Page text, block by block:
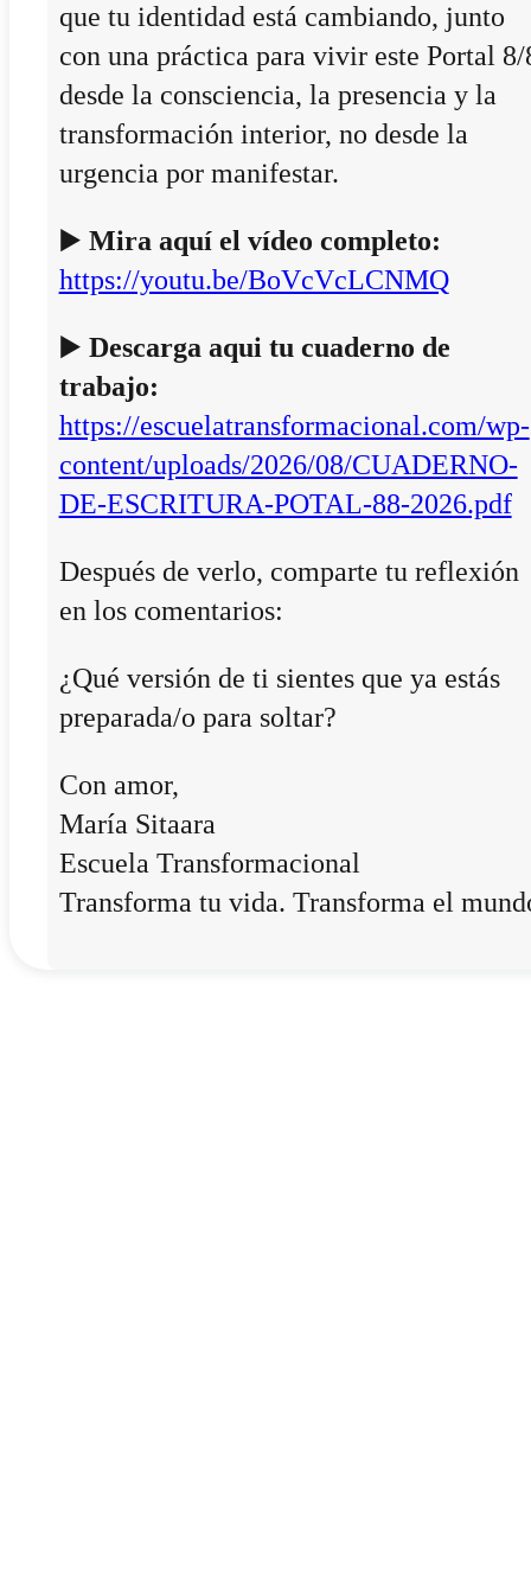
que tu identidad está cambiando, junto
con una práctica para vivir este Portal 8/
desde la consciencia, la presencia y la
transformación interior, no desde la
urgencia por manifestar.
▶️ Mira aquí el vídeo completo:
https://youtu.be/BoVcVcLCNMQ
▶️ Descarga aqui tu cuaderno de
trabajo:
https://escuelatransformacional.com/wp-
content/uploads/2026/08/CUADERNO-
DE-ESCRITURA-POTAL-88-2026.pdf
Después de verlo, comparte tu reflexión
en los comentarios:
¿Qué versión de ti sientes que ya estás
preparada/o para soltar?
Con amor,
María Sitaara
Escuela Transformacional
Transforma tu vida. Transforma el